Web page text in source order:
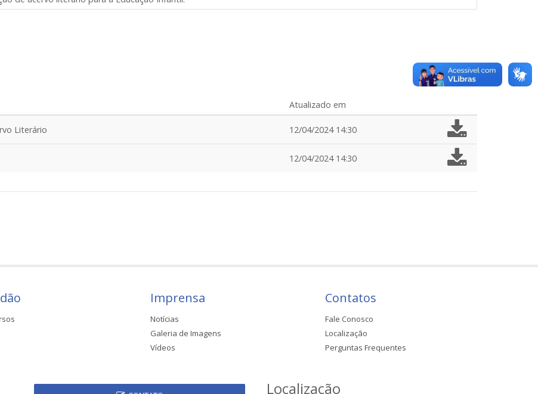
Atualizado em
Literário 12/04/2024 14:30
12/04/2024 14:30
Imprensa
Notícias
Galeria de Imagens
Vídeos
Contatos
Fale Conosco
Localização
Perguntas Frequentes
Localização